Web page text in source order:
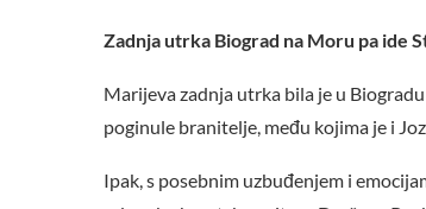
Zadnja utrka Biograd na Moru pa ide
Marijeva zadnja utrka bila je u
poginule branitelje, među kojima je i
Ipak, s posebnim uzbuđenjem i